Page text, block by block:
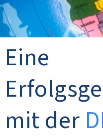
Eine
mit der